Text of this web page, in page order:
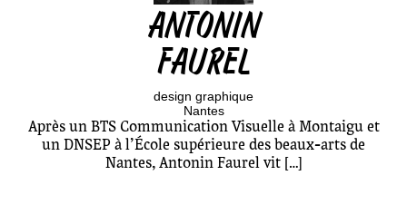
ANTONIN
FAUREL
design graphique
Nantes
Après un BTS Communication Visuelle à Montaigu et
un DNSEP à l’École supérieure des beaux-arts de
Nantes, Antonin Faurel vit […]